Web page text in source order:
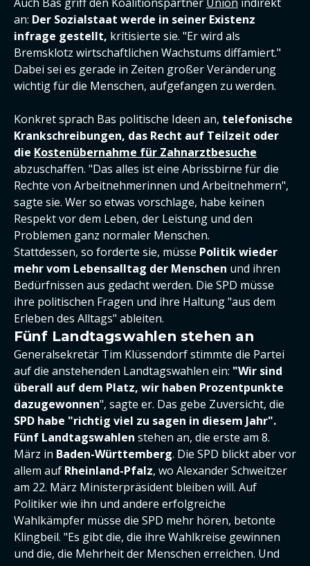
an: Der Sozialstaat werde in seiner Existenz
infrage gestellt, kritisierte sie. "Er wird als
Bremsklotz wirtschaftlichen Wachstums diffamiert."
Dabei sei es gerade in Zeiten großer Veränderung
wichtig für die Menschen, aufgefangen zu werden.
Konkret sprach Bas politische Ideen an, telefonische
Krankschreibungen, das Recht auf Teilzeit oder
die Kostenübernahme für Zahnarztbesuche
abzuschaffen. "Das alles ist eine Abrissbirne für die
Rechte von Arbeitnehmerinnen und Arbeitnehmern",
sagte sie. Wer so etwas vorschlage, habe keinen
Respekt vor dem Leben, der Leistung und den
Problemen ganz normaler Menschen.
Stattdessen, so forderte sie, müsse Politik wieder
mehr vom Lebensalltag der Menschen und ihren
Bedürfnissen aus gedacht werden. Die SPD müsse
ihre politischen Fragen und ihre Haltung "aus dem
Erleben des Alltags" ableiten.
Fünf Landtagswahlen stehen an
Generalsekretär Tim Klüssendorf stimmte die Partei
auf die anstehenden Landtagswahlen ein: "Wir sind
überall auf dem Platz, wir haben Prozentpunkte
dazugewonnen", sagte er. Das gebe Zuversicht, die
SPD habe "richtig viel zu sagen in diesem Jahr".
Fünf Landtagswahlen stehen an, die erste am 8.
März in Baden-Württemberg. Die SPD blickt aber vor
allem auf Rheinland-Pfalz, wo Alexander Schweitzer
am 22. März Ministerpräsident bleiben will. Auf
Politiker wie ihn und andere erfolgreiche
Wahlkämpfer müsse die SPD mehr hören, betonte
Klingbeil. "Es gibt die, die ihre Wahlkreise gewinnen
und die, die Mehrheit der Menschen erreichen. Und